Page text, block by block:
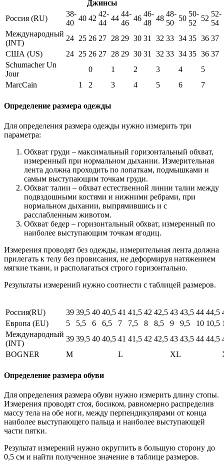
Джинсы
Россия (RU)
38-
40
40 42
42-
44
44
44-
46
46
46-
48
48
48-
50
50
50-
52
52
52-
54
Международный
(INT)
24 25 26 27 28 29 30 31 32 33 34 35 36 37
США (US)
24 25 26 27 28 29 30 31 32 33 34 35 36 37
Schumacher Un
Jour
0 1 2 3 4
5
MarcCain
1 2 3 4 5 6 7
Определение размера одежды
Для определения размера одежды нужно измерить три
параметра:
Обхват груди – максимальный горизонтальный обхват,
измеренный при нормальном дыхании. Измерительная
лента должна проходить по лопаткам, подмышками и
самым выступающим точкам груди.
Обхват талии – обхват естественной линии талии между
подвздошными костями и нижними ребрами, при
нормальном дыхании, выпрямившись и с
расслабленным животом.
Обхват бедер – горизонтальный обхват, измеренный по
наиболее выступающим точкам ягодиц.
Измерения проводят без одежды, измерительная лента должна
прилегать к телу без провисания, не деформируя натяжением
мягкие ткани, и располагаться строго горизонтально.
Результаты измерений нужно соотнести с таблицей размеров.
Россия(RU) 39 39,5 40 40,5 41 41,5 42 42,5 43 43,5 44 44,5
Европа (EU)
5 5,5 6 6,5 7 7,5 8 8,5 9 9,5 10 10,5
Международный
(INT)
39 39,5 40 40,5 41 41,5 42 42,5 43 43,5 44 44,5
BOGNER
M L XL
Определение размера обуви
Для определения размера обуви нужно измерить длину стопы.
Измерения проводят стоя, босиком, равномерно распределив
массу тела на обе ноги, между перпендикулярами от конца
наиболее выступающего пальца и наиболее выступающей
части пятки.
Результат измерений нужно округлить в большую сторону до
0,5 см и найти полученное значение в таблице размеров.